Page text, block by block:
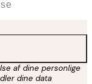
af dine personlige
dine data